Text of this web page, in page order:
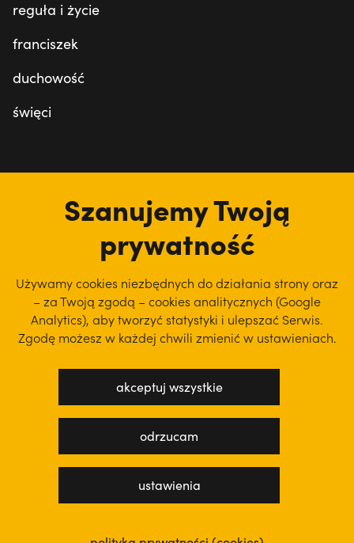
reguła i życie
franciszek
duchowość
święci
regulamin serwisu
Szanujemy Twoją
prywatność
Używamy cookies niezbędnych do działania strony oraz
– za Twoją zgodą – cookies analitycznych (Google
Analytics), abytworzyć statystyki i ulepszać Serwis.
Zgodę możesz w każdej chwili zmienić w ustawieniach.
akceptuj wszystkie
odrzucam
ustawienia